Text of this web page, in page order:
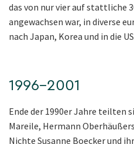
das von nur vier auf stattliche
angewachsen war, in diverse
nach Japan, Korea und in die
1996–2001
Ende der 1990er Jahre teilten
Mareile, Hermann
Nichte Susanne Boecker und